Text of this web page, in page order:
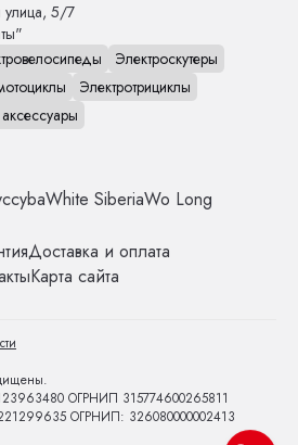
улица, 5/7
Электроскутеры
Электротрициклы
White SiberiaWo Long
Доставка и оплата
Карта сайта
ОГРНИП 315774600265811
ОГРНИП: 326080000002413